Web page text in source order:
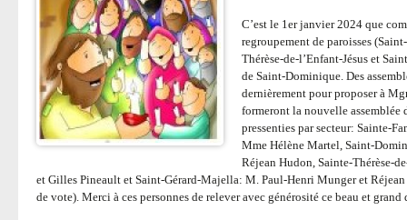
C’est le 1er janvier 2024 que
regroupement de paroisses
Thérèse-de-l’Enfant-Jésus et
de Saint-Dominique. Des
dernièrement pour proposer à
formeront la nouvelle assemblée
pressenties par secteur: Sainte-
Mme Hélène Martel, Saint-
Réjean Hudon, Sainte-Thérèse-
et Gilles Pineault et Saint-Gérard-Majella: M. Paul-Henri Munger et
de vote). Merci à ces personnes de relever avec générosité ce beau et grand